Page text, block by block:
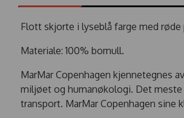
Flott skjorte i lyseblå farge med
Materiale: 100% bomull.
MarMar Copenhagen kjennetegnes
miljøet og humanøkologi. Det
transport. MarMar Copenhagen